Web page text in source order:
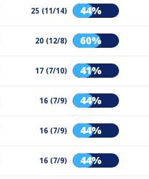
25 (11/14) 44%
20 (12/8) 60%
17 (7/10) 41%
16 (7/9) 44%
16 (7/9) 44%
16 (7/9) 44%